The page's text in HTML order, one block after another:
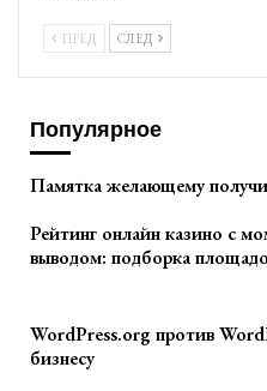
ПРЕД СЛЕД
Популярное
Памятка желающему
Рейтинг онлайн казино с
выводом: подборка
WordPress.org против
бизнесу